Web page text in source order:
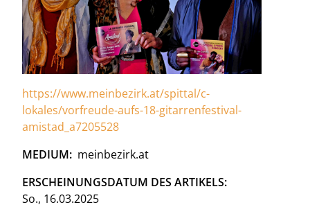
https://www.meinbezirk.at/spittal/c-
lokales/vorfreude-aufs-18-gitarrenfestival-
amistad_a7205528
MEDIUM
meinbezirk.at
ERSCHEINUNGSDATUM DES ARTIKELS
So., 16.03.2025